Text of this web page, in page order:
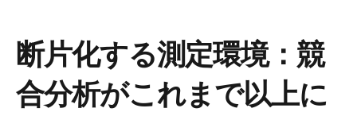
断片化する測定環境：競
合分析がこれまで以上に